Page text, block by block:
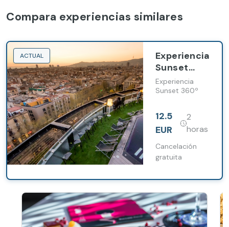
Compara experiencias similares
ACTUAL
Experiencia
Sunset
360º
Experiencia
Sunset 360º
12.5
EUR
2
horas
Cancelación
gratuita